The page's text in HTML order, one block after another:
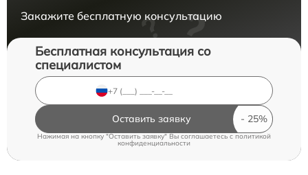
Закажите бесплатную консультацию
Бесплатная консультация со
специалистом
Оставить заявку
Нажимая на кнопку "Оставить заявку" Вы соглашаетесь cполитикой
конфиденциальности